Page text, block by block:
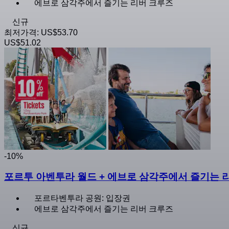
에브로 삼각주에서 즐기는 리버 크루즈
신규
최저가격: US$53.70
US$51.02
-10%
포르투 아벤투라 월드 + 에브로 삼각주에서 즐기는
포르타벤투라 공원: 입장권
에브로 삼각주에서 즐기는 리버 크루즈